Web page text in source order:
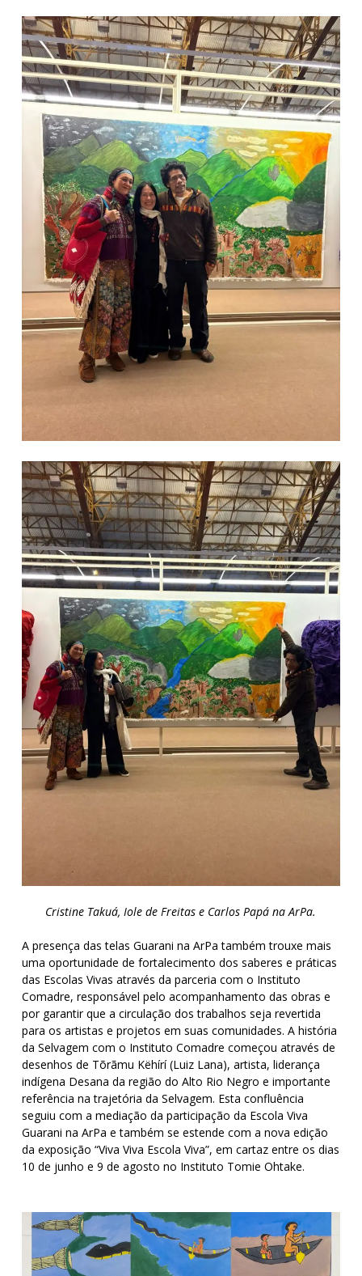
Cristine Takuá, Iole de Freitas e Carlos Papá na ArPa.
A presença das telas Guarani na ArPa também trouxe mais
uma oportunidade de fortalecimento dos saberes e práticas
das Escolas Vivas através da parceria com o Instituto
Comadre, responsável pelo acompanhamento das obras e
por garantir que a circulação dos trabalhos seja revertida
para os artistas e projetos em suas comunidades. A história
da Selvagem com o Instituto Comadre começou através de
desenhos de Tõrãmu Këhírí (Luiz Lana), artista, liderança
indígena Desana da região do Alto Rio Negro e importante
referência na trajetória da Selvagem. Esta confluência
seguiu com a mediação da participação da Escola Viva
Guarani na ArPa e também se estende com a nova edição
da exposição “Viva Viva Escola Viva”, em cartaz entre os dias
10 de junho e 9 de agosto no Instituto Tomie Ohtake.